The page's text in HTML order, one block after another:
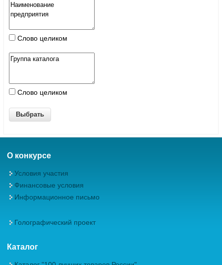
Слово целиком
Слово целиком
О конкурсе
Условия участия
Финансовые условия
Информационное письмо
Голографический проект
Каталог